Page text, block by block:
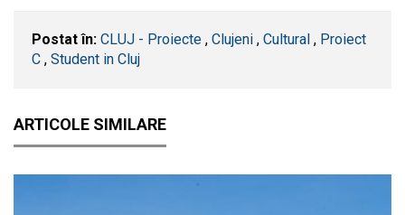
Postat în: CLUJ - Proiecte , Clujeni , Cultural , Proiect
C , Student in Cluj
ARTICOLE SIMILARE